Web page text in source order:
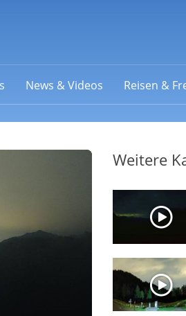
News & Videos Reisen &
Weitere